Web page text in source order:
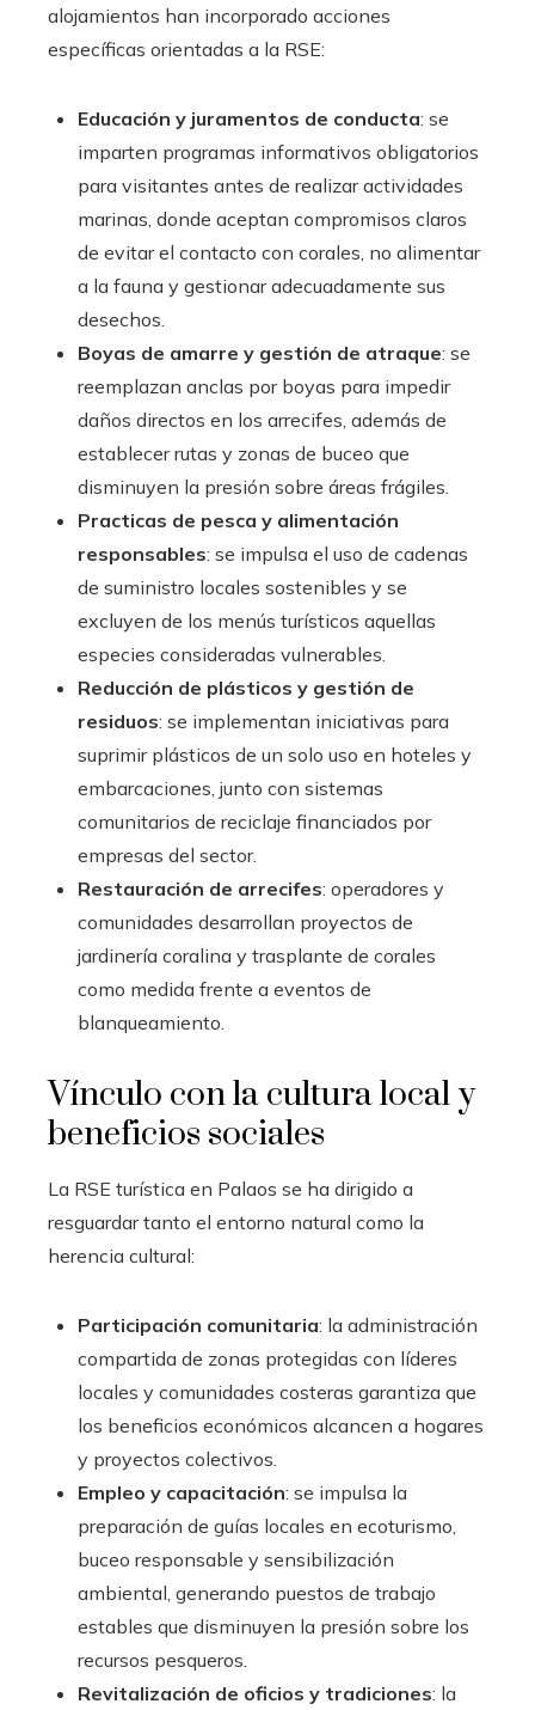
alojamientos han incorporado acciones
específicas orientadas a la RSE:
Educación y juramentos de conducta: se
imparten programas informativos obligatorios
para visitantes antes de realizar actividades
marinas, donde aceptan compromisos claros
de evitar el contacto con corales, no alimentar
a la fauna y gestionar adecuadamente sus
desechos.
Boyas de amarre y gestión de atraque: se
reemplazan anclas por boyas para impedir
daños directos en los arrecifes, además de
establecer rutas y zonas de buceo que
disminuyen la presión sobre áreas frágiles.
Practicas de pesca y alimentación
responsables: se impulsa el uso de cadenas
de suministro locales sostenibles y se
excluyen de los menús turísticos aquellas
especies consideradas vulnerables.
Reducción de plásticos y gestión de
residuos: se implementan iniciativas para
suprimir plásticos de un solo uso en hoteles y
embarcaciones, junto con sistemas
comunitarios de reciclaje financiados por
empresas del sector.
Restauración de arrecifes: operadores y
comunidades desarrollan proyectos de
jardinería coralina y trasplante de corales
como medida frente a eventos de
blanqueamiento.
Vínculo con la cultura local y
beneficios sociales
La RSE turística en Palaos se ha dirigido a
resguardar tanto el entorno natural como la
herencia cultural:
Participación comunitaria: la administración
compartida de zonas protegidas con líderes
locales y comunidades costeras garantiza que
los beneficios económicos alcancen a hogares
y proyectos colectivos.
Empleo y capacitación: se impulsa la
preparación de guías locales en ecoturismo,
buceo responsable y sensibilización
ambiental, generando puestos de trabajo
estables que disminuyen la presión sobre los
recursos pesqueros.
Revitalización de oficios y tradiciones: la